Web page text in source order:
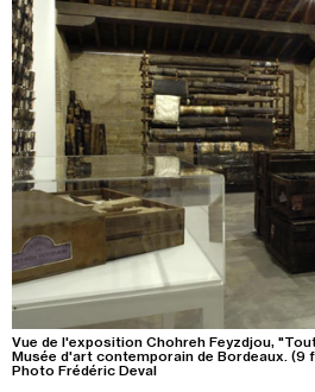
Collection
Le Capc
Résidences
Mécénat et privatisation
Infos pratiques
Menu
Recherche
Recherche
Vue de l'exposition Chohreh Feyzdjou,
Musée d'art contemporain de Bordeaux. (9
Photo Frédéric Deval